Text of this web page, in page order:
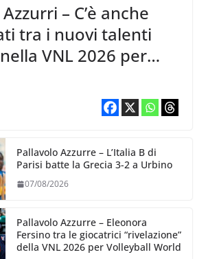
– C’è anche
tra i nuovi talenti
VNL 2026 per
Pallavolo Azzurre – L’Italia B di
Parisi batte la Grecia 3-2 a Urbino
07/08/2026
Pallavolo Azzurre – Eleonora
Fersino tra le giocatrici “rivelazione”
della VNL 2026 per Volleyball World